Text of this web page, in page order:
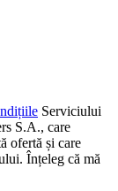
Serviciului
S.A., care
ofertă și care
Înțeleg că mă